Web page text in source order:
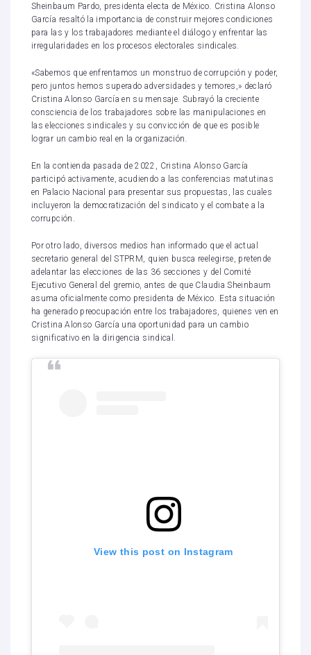
Sheinbaum Pardo, presidenta electa de México. Cristina Alonso
García resaltó la importancia de construir mejores condiciones
para las y los trabajadores mediante el diálogo y enfrentar las
irregularidades en los procesos electorales sindicales.
«Sabemos que enfrentamos un monstruo de corrupción y poder,
pero juntos hemos superado adversidades y temores,» declaró
Cristina Alonso García en su mensaje. Subrayó la creciente
consciencia de los trabajadores sobre las manipulaciones en
las elecciones sindicales y su convicción de que es posible
lograr un cambio real en la organización.
En la contienda pasada de 2022, Cristina Alonso García
participó activamente, acudiendo a las conferencias matutinas
en Palacio Nacional para presentar sus propuestas, las cuales
incluyeron la democratización del sindicato y el combate a la
corrupción.
Por otro lado, diversos medios han informado que el actual
secretario general del STPRM, quien busca reelegirse, pretende
adelantar las elecciones de las 36 secciones y del Comité
Ejecutivo General del gremio, antes de que Claudia Sheinbaum
asuma oficialmente como presidenta de México. Esta situación
ha generado preocupación entre los trabajadores, quienes ven en
Cristina Alonso García una oportunidad para un cambio
significativo en la dirigencia sindical.
View this post on Instagram